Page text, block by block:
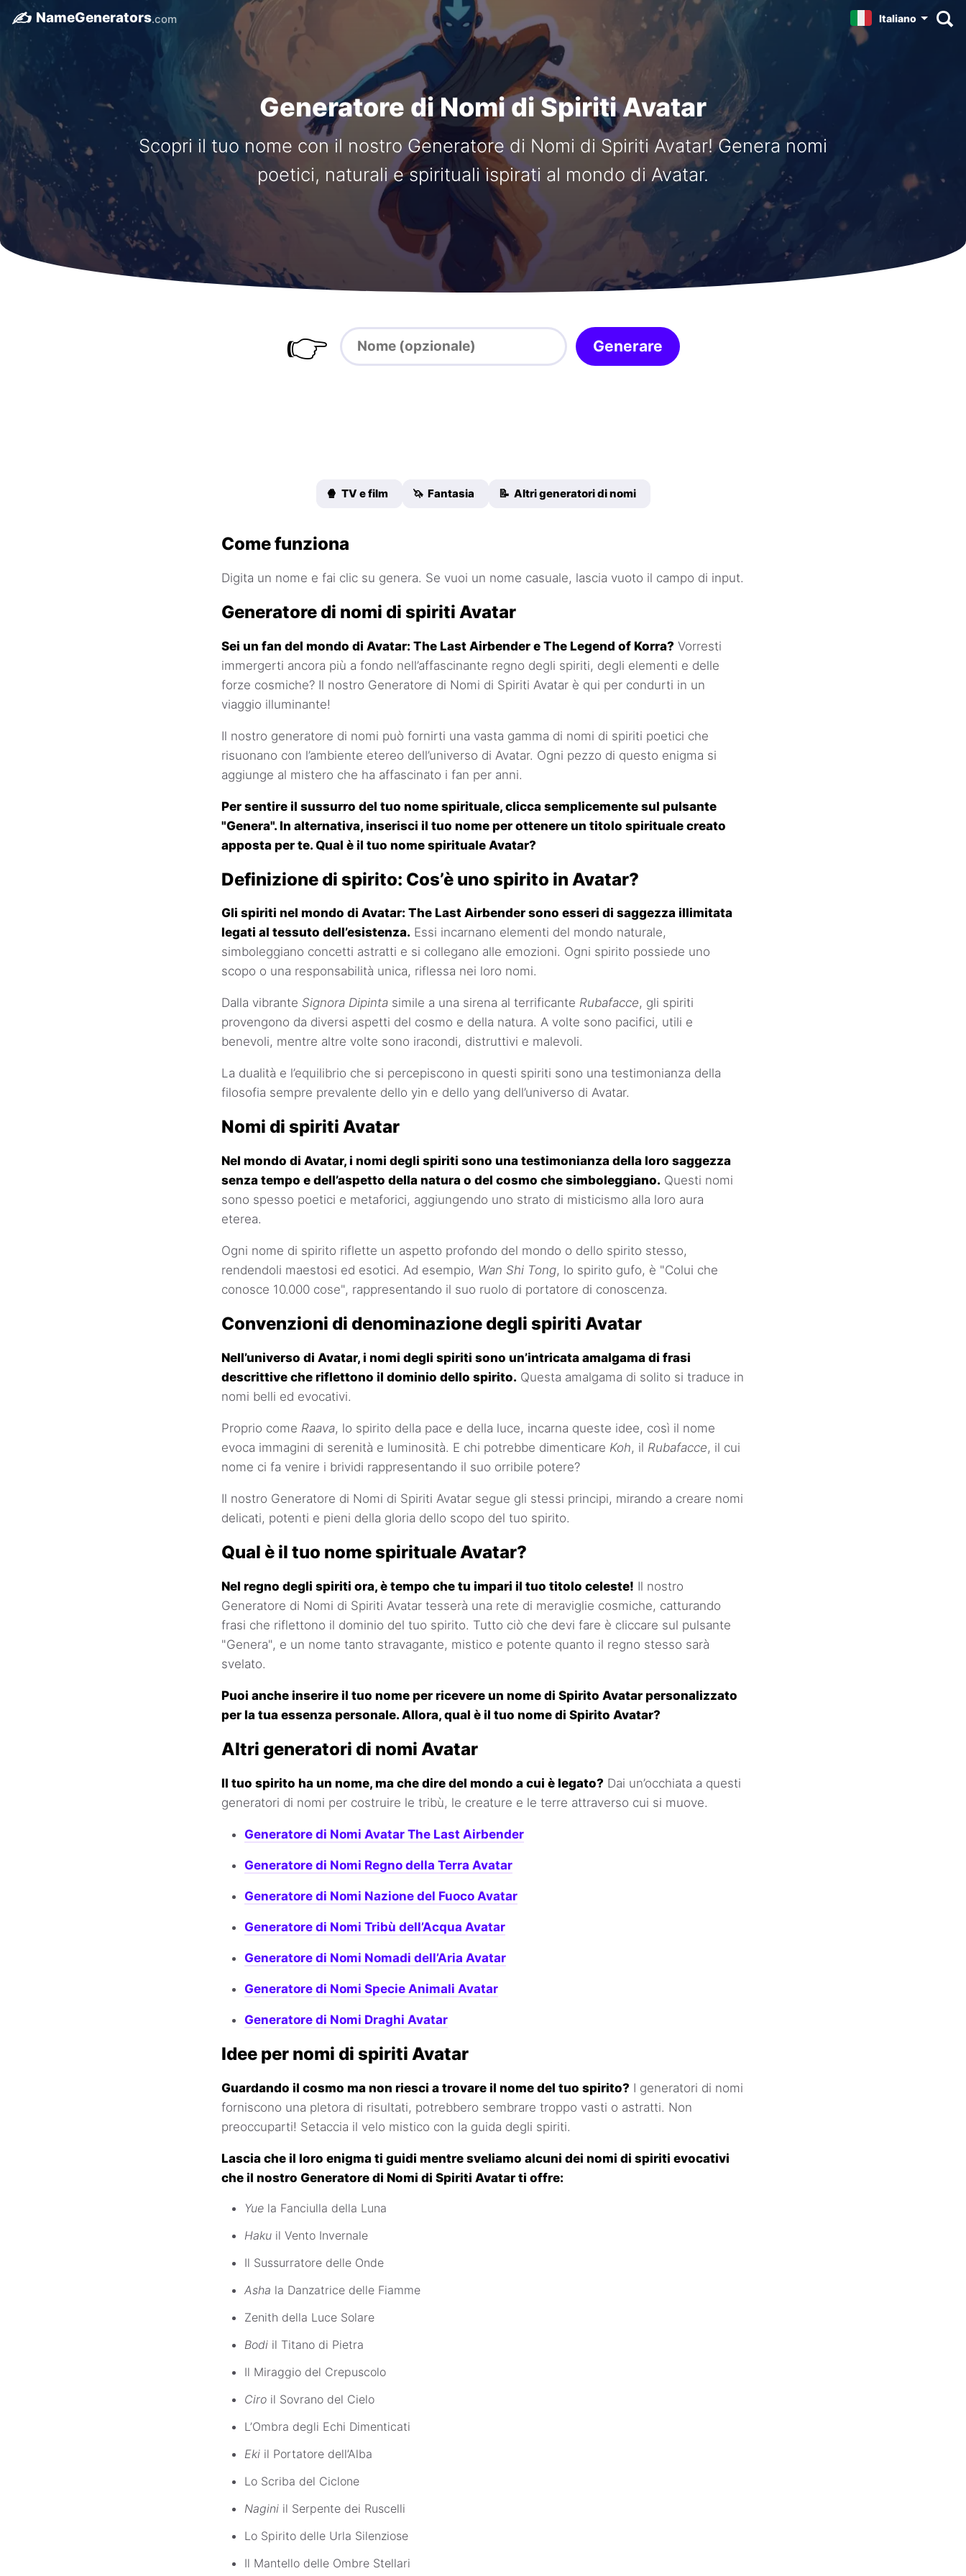
✍️ NameGenerators.com Italiano
Generatore di Nomi di Spiriti Avatar
Scopri il tuo nome con il nostro Generatore di Nomi di Spiriti Avatar! Genera nomi
poetici, naturali e spirituali ispirati al mondo di Avatar.
👉 Generare
🍿 TV e film 🦄 Fantasia 📝 Altri generatori di nomi
Come funziona
Digita un nome e fai clic su genera. Se vuoi un nome casuale, lascia vuoto il campo di input.
Generatore di nomi di spiriti Avatar
Sei un fan del mondo di Avatar: The Last Airbender e The Legend of Korra? Vorresti
immergerti ancora più a fondo nell’affascinante regno degli spiriti, degli elementi e delle
forze cosmiche? Il nostro Generatore di Nomi di Spiriti Avatar è qui per condurti in un
viaggio illuminante!
Il nostro generatore di nomi può fornirti una vasta gamma di nomi di spiriti poetici che
risuonano con l’ambiente etereo dell’universo di Avatar. Ogni pezzo di questo enigma si
aggiunge al mistero che ha affascinato i fan per anni.
Per sentire il sussurro del tuo nome spirituale, clicca semplicemente sul pulsante
"Genera". In alternativa, inserisci il tuo nome per ottenere un titolo spirituale creato
apposta per te. Qual è il tuo nome spirituale Avatar?
Definizione di spirito: Cos’è uno spirito in Avatar?
Gli spiriti nel mondo di Avatar: The Last Airbender sono esseri di saggezza illimitata
legati al tessuto dell’esistenza. Essi incarnano elementi del mondo naturale,
simboleggiano concetti astratti e si collegano alle emozioni. Ogni spirito possiede uno
scopo o una responsabilità unica, riflessa nei loro nomi.
Dalla vibrante Signora Dipinta simile a una sirena al terrificante Rubafacce, gli spiriti
provengono da diversi aspetti del cosmo e della natura. A volte sono pacifici, utili e
benevoli, mentre altre volte sono iracondi, distruttivi e malevoli.
La dualità e l’equilibrio che si percepiscono in questi spiriti sono una testimonianza della
filosofia sempre prevalente dello yin e dello yang dell’universo di Avatar.
Nomi di spiriti Avatar
Nel mondo di Avatar, i nomi degli spiriti sono una testimonianza della loro saggezza
senza tempo e dell’aspetto della natura o del cosmo che simboleggiano. Questi nomi
sono spesso poetici e metaforici, aggiungendo uno strato di misticismo alla loro aura
eterea.
Ogni nome di spirito riflette un aspetto profondo del mondo o dello spirito stesso,
rendendoli maestosi ed esotici. Ad esempio, Wan Shi Tong, lo spirito gufo, è "Colui che
conosce 10.000 cose", rappresentando il suo ruolo di portatore di conoscenza.
Convenzioni di denominazione degli spiriti Avatar
Nell’universo di Avatar, i nomi degli spiriti sono un’intricata amalgama di frasi
descrittive che riflettono il dominio dello spirito. Questa amalgama di solito si traduce in
nomi belli ed evocativi.
Proprio come Raava, lo spirito della pace e della luce, incarna queste idee, così il nome
evoca immagini di serenità e luminosità. E chi potrebbe dimenticare Koh, il Rubafacce, il cui
nome ci fa venire i brividi rappresentando il suo orribile potere?
Il nostro Generatore di Nomi di Spiriti Avatar segue gli stessi principi, mirando a creare nomi
delicati, potenti e pieni della gloria dello scopo del tuo spirito.
Qual è il tuo nome spirituale Avatar?
Nel regno degli spiriti ora, è tempo che tu impari il tuo titolo celeste! Il nostro
Generatore di Nomi di Spiriti Avatar tesserà una rete di meraviglie cosmiche, catturando
frasi che riflettono il dominio del tuo spirito. Tutto ciò che devi fare è cliccare sul pulsante
"Genera", e un nome tanto stravagante, mistico e potente quanto il regno stesso sarà
svelato.
Puoi anche inserire il tuo nome per ricevere un nome di Spirito Avatar personalizzato
per la tua essenza personale. Allora, qual è il tuo nome di Spirito Avatar?
Altri generatori di nomi Avatar
Il tuo spirito ha un nome, ma che dire del mondo a cui è legato? Dai un’occhiata a questi
generatori di nomi per costruire le tribù, le creature e le terre attraverso cui si muove.
Generatore di Nomi Avatar The Last Airbender
Generatore di Nomi Regno della Terra Avatar
Generatore di Nomi Nazione del Fuoco Avatar
Generatore di Nomi Tribù dell’Acqua Avatar
Generatore di Nomi Nomadi dell’Aria Avatar
Generatore di Nomi Specie Animali Avatar
Generatore di Nomi Draghi Avatar
Idee per nomi di spiriti Avatar
Guardando il cosmo ma non riesci a trovare il nome del tuo spirito? I generatori di nomi
forniscono una pletora di risultati, potrebbero sembrare troppo vasti o astratti. Non
preoccuparti! Setaccia il velo mistico con la guida degli spiriti.
Lascia che il loro enigma ti guidi mentre sveliamo alcuni dei nomi di spiriti evocativi
che il nostro Generatore di Nomi di Spiriti Avatar ti offre:
Yue la Fanciulla della Luna
Haku il Vento Invernale
Il Sussurratore delle Onde
Asha la Danzatrice delle Fiamme
Zenith della Luce Solare
Bodi il Titano di Pietra
Il Miraggio del Crepuscolo
Ciro il Sovrano del Cielo
L’Ombra degli Echi Dimenticati
Eki il Portatore dell’Alba
Lo Scriba del Ciclone
Nagini il Serpente dei Ruscelli
Lo Spirito delle Urla Silenziose
Il Mantello delle Ombre Stellari